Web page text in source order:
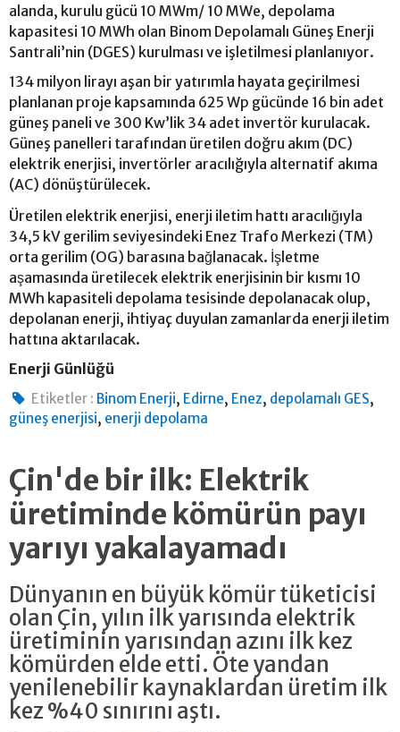
alanda, kurulu gücü 10 MWm/ 10 MWe, depolama
kapasitesi 10 MWh olan Binom Depolamalı Güneş Enerji
Santrali’nin (DGES) kurulması ve işletilmesi planlanıyor.
134 milyon lirayı aşan bir yatırımla hayata geçirilmesi
planlanan proje kapsamında 625 Wp gücünde 16 bin adet
güneş paneli ve 300 Kw’lik 34 adet invertör kurulacak.
Güneş panelleri tarafından üretilen doğru akım (DC)
elektrik enerjisi, invertörler aracılığıyla alternatif akıma
(AC) dönüştürülecek.
Üretilen elektrik enerjisi, enerji iletim hattı aracılığıyla
34,5 kV gerilim seviyesindeki Enez Trafo Merkezi (TM)
orta gerilim (OG) barasına bağlanacak. İşletme
aşamasında üretilecek elektrik enerjisinin bir kısmı 10
MWh kapasiteli depolama tesisinde depolanacak olup,
depolanan enerji, ihtiyaç duyulan zamanlarda enerji iletim
hattına aktarılacak.
Enerji Günlüğü
Etiketler : Binom Enerji, Edirne, Enez, depolamalı GES,
güneş enerjisi, enerji depolama
Çin'de bir ilk: Elektrik
üretiminde kömürün payı
yarıyı yakalayamadı
Dünyanın en büyük kömür tüketicisi
olan Çin, yılın ilk yarısında elektrik
üretiminin yarısından azını ilk kez
kömürden elde etti. Öte yandan
yenilenebilir kaynaklardan üretim ilk
kez %40 sınırını aştı.